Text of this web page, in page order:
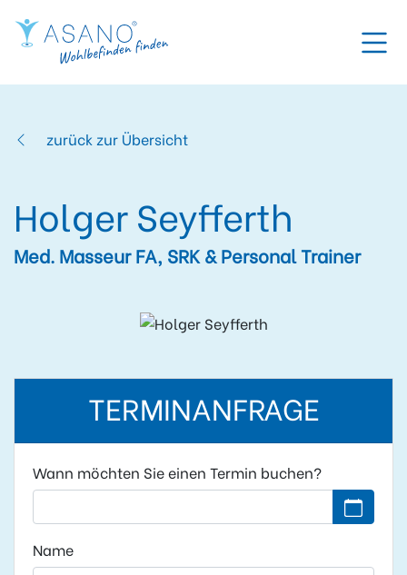
zurück zur Übersicht
Holger Seyfferth
Med. Masseur FA, SRK & Personal Trainer
TERMINANFRAGE
Wann möchten Sie einen Termin buchen?
Kein
Name